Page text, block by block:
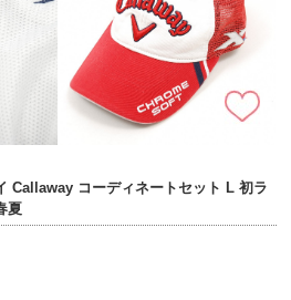
Callaway コーディネートセット L 初ラ
夏